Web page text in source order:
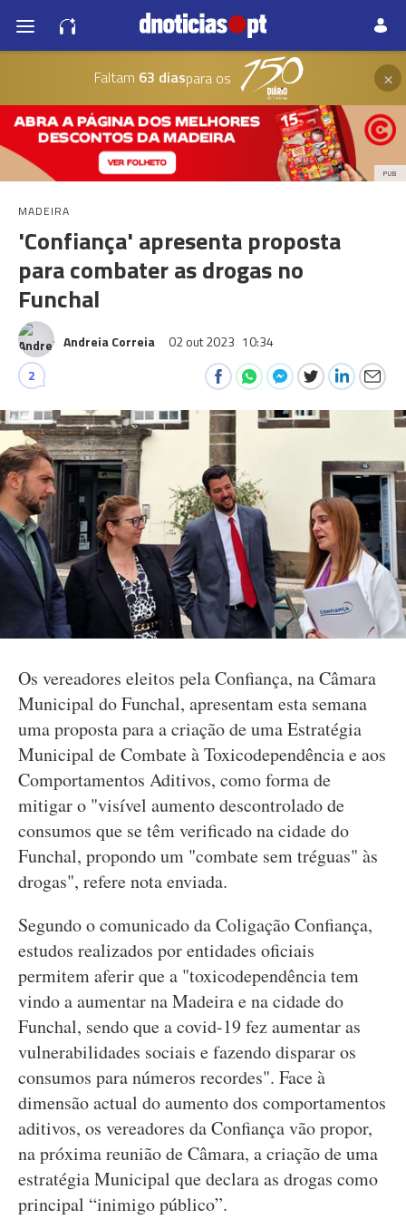
Faltam 63 diaspara os ×
PUB
MADEIRA
'Confiança' apresenta proposta
para combater as drogas no
Funchal
Andreia Correia 02 out 2023 10:34
2
Os vereadores eleitos pela Confiança, na Câmara
Municipal do Funchal, apresentam esta semana
uma proposta para a criação de uma Estratégia
Municipal de Combate à Toxicodependência e aos
Comportamentos Aditivos, como forma de
mitigar o "visível aumento descontrolado de
consumos que se têm verificado na cidade do
Funchal, propondo um "combate sem tréguas" às
drogas", refere nota enviada.
Segundo o comunicado da Coligação Confiança,
estudos realizados por entidades oficiais
permitem aferir que a "toxicodependência tem
vindo a aumentar na Madeira e na cidade do
Funchal, sendo que a covid-19 fez aumentar as
vulnerabilidades sociais e fazendo disparar os
consumos para números recordes". Face à
dimensão actual do aumento dos comportamentos
aditivos, os vereadores da Confiança vão propor,
na próxima reunião de Câmara, a criação de uma
estratégia Municipal que declara as drogas como
principal “inimigo público”.